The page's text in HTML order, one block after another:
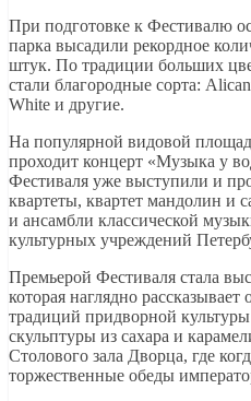
При подготовке к Фестивалю
парка высадили рекордное
штук. По традиции больших
стали благородные сорта:
White и другие.
На популярной видовой
проходит концерт «Музыка у
Фестиваля уже выступили и
квартеты, квартет мандолин и
и ансамбли классической
культурных учреждений
Премьерой Фестиваля стала
которая наглядно
традиций придворной
скульптуры из сахара и
Столового зала Дворца, где
торжественные обеды